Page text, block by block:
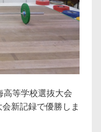
高等学校選抜大会
新記録で優勝しま